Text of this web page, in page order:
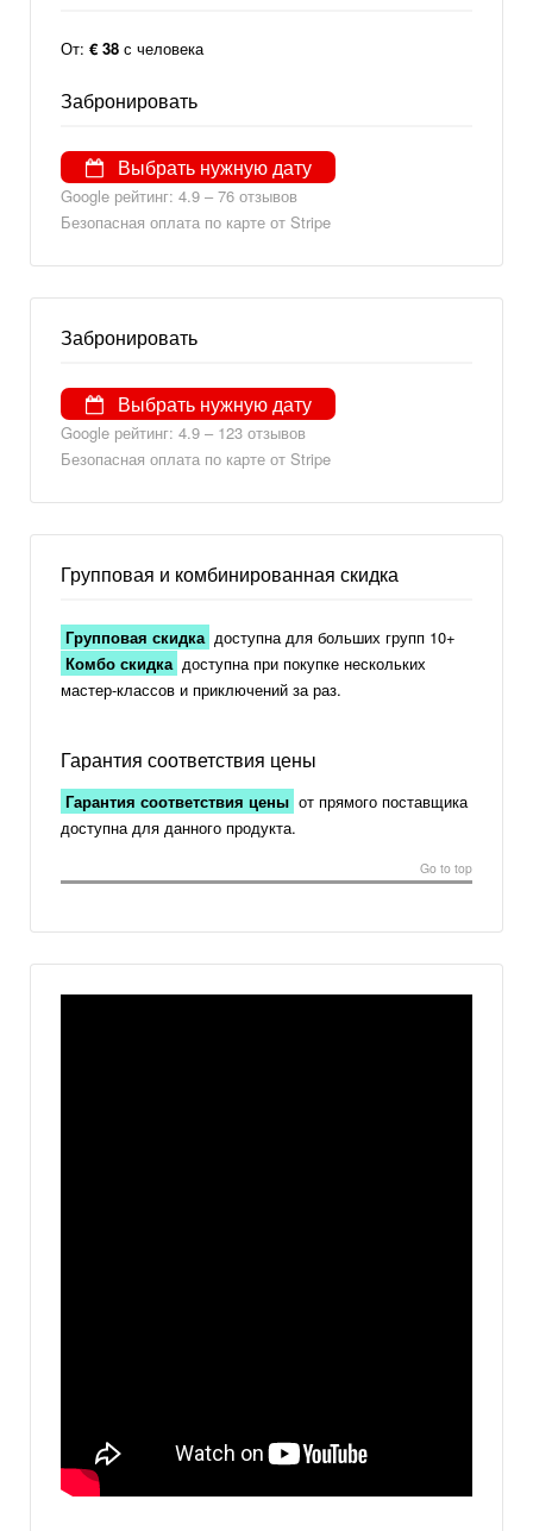
От: € 38 с человека
Забронировать
Выбрать нужную дату
Google рейтинг: 4.9 – ‎76 отзывов
Безопасная оплата по карте от Stripe
Забронировать
Выбрать нужную дату
Google рейтинг: 4.9 – 123 отзывов
Безопасная оплата по карте от Stripe
Групповая и комбинированная скидка
Групповая скидка доступна для больших групп 10+
Комбо скидка доступна при покупке нескольких
мастер-классов и приключений за раз.
Гарантия соответствия цены
Гарантия соответствия цены от прямого поставщика
доступна для данного продукта.
Go to top